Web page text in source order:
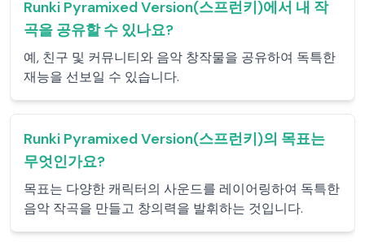
Runki Pyramixed Version(스프런키)에서 내 작
곡을 공유할 수 있나요?
예, 친구 및 커뮤니티와 음악 창작물을 공유하여 독특한
재능을 선보일 수 있습니다.
Runki Pyramixed Version(스프런키)의 목표는
무엇인가요?
목표는 다양한 캐릭터의 사운드를 레이어링하여 독특한
음악 작곡을 만들고 창의력을 발휘하는 것입니다.